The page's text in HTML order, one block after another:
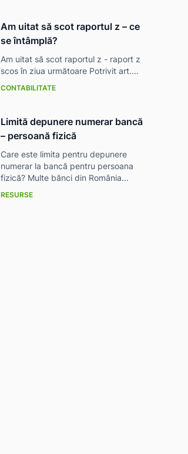
Am uitat să scot raportul z – ce
se întâmplă?
Am uitat să scot raportul z - raport z
scos în ziua următoare Potrivit art....
CONTABILITATE
Limită depunere numerar bancă
– persoană fizică
Care este limita pentru depunere
numerar la bancă pentru persoana
fizică? Multe bănci din România...
RESURSE